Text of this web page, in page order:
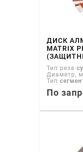
ДИСК
MATRIX
Тип реза
Диаметр,
Тип
По